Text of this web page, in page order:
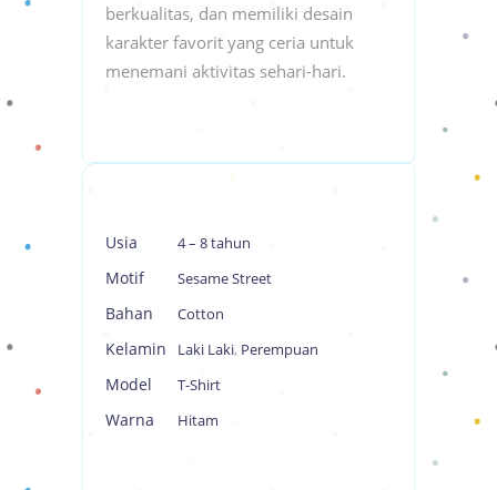
berkualitas, dan memiliki desain
karakter favorit yang ceria untuk
menemani aktivitas sehari-hari.
Usia 4 – 8 tahun
Motif Sesame Street
Bahan Cotton
Kelamin Laki Laki, Perempuan
Model T-Shirt
Warna Hitam